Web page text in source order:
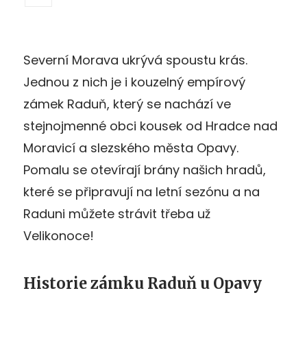
Severní Morava ukrývá spoustu krás.
Jednou z nich je i kouzelný empírový
zámek Raduň, který se nachází ve
stejnojmenné obci kousek od Hradce nad
Moravicí a slezského města Opavy.
Pomalu se otevírají brány našich hradů,
které se připravují na letní sezónu a na
Raduni můžete strávit třeba už
Velikonoce!
Historie zámku Raduň u Opavy